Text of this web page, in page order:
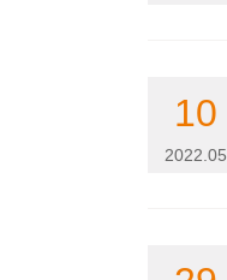
10
2022.05